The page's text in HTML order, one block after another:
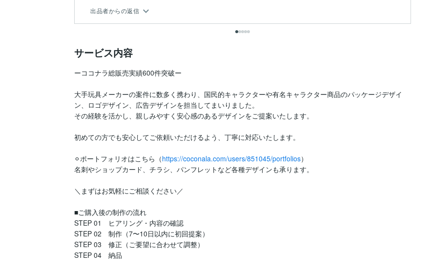
出品者からの返信
サービス内容
ーココナラ総販売実績600件突破ー
大手玩具メーカーの案件に数多く携わり、国民的キャラクターや有名キャラクター商品のパッケージデザイ
ン、ロゴデザイン、広告デザインを担当してまいりました。
その経験を活かし、親しみやすく安心感のあるデザインをご提案いたします。
初めての方でも安心してご依頼いただけるよう、丁寧に対応いたします。
⚪︎ポートフォリオはこちら（https://coconala.com/users/851045/portfolios）
名刺やショップカード、チラシ、パンフレットなど各種デザインも承ります。
＼まずはお気軽にご相談ください／
■ご購入後の制作の流れ
STEP 01　ヒアリング・内容の確認
STEP 02　制作（7〜10日以内に初回提案）
STEP 03　修正（ご要望に合わせて調整）
STEP 04　納品